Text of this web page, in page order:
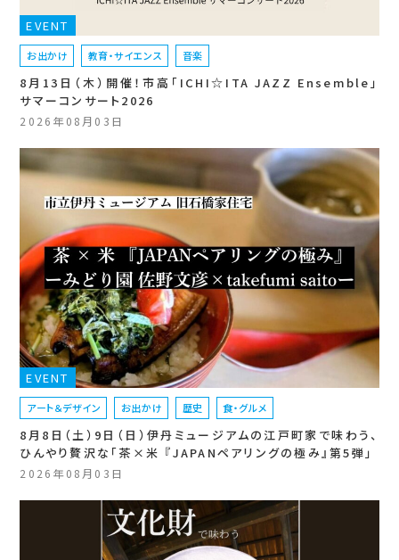
EVENT
お出かけ 教育・サイエンス 音楽
8月13日（木）開催！市高「ICHI☆ITA JAZZ Ensemble」
サマーコンサート2026
2026年08月03日
EVENT
アート＆デザイン お出かけ 歴史 食・グルメ
8月8日（土）9日（日）伊丹ミュージアムの江戸町家で味わう、
ひんやり贅沢な「茶×米 『JAPANペアリングの極み』第5弾」
2026年08月03日